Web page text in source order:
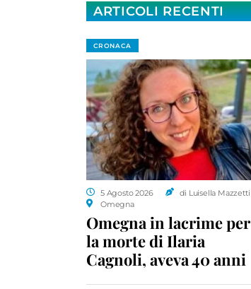
ARTICOLI RECENTI
CRONACA
5 Agosto 2026
di Luisella Mazzetti
Omegna
Omegna in lacrime per
la morte di Ilaria
Cagnoli, aveva 40 anni